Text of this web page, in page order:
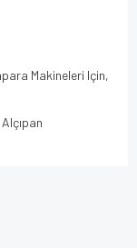
Makineleri Için,